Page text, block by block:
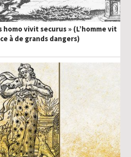
homo vivit securus » (L’homme vit
à de grands dangers)